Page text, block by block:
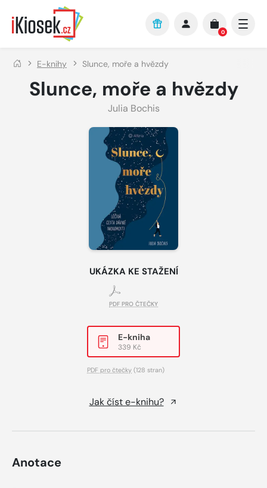
Přejít na hlavní obsah
0
E-knihy Slunce, moře a hvězdy
Slunce, moře a hvězdy
Julia Bochis
UKÁZKA KE STAŽENÍ
PDF PRO ČTEČKY
E-kniha
339 Kč
PDF pro čtečky (128 stran)
Jak číst e-knihu?
Anotace